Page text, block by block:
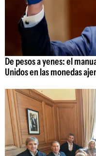
De pesos a yenes: el
Unidos en las monedas